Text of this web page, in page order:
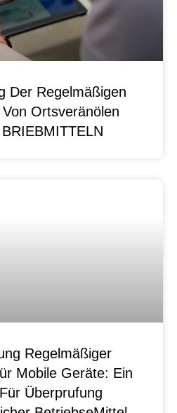
Der Regelmäßigen
Ortsveränölen
Regelmäßiger
Mobile Geräte: Ein
Überprufung